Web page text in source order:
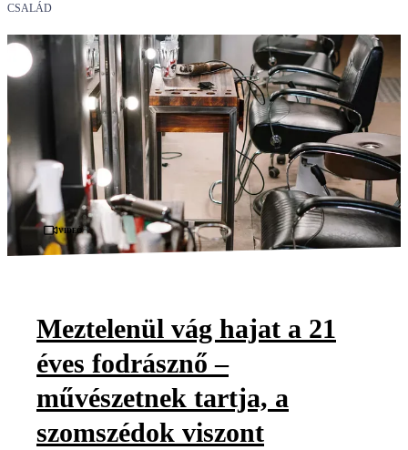
CSALÁD
Videó
Meztelenül vág hajat a 21
éves fodrásznő –
művészetnek tartja, a
szomszédok viszont